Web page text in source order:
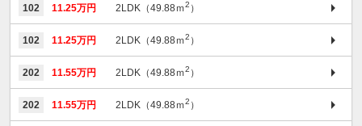
102 11.25万円 2LDK（49.88ｍ2 ）
102 11.25万円 2LDK（49.88ｍ2 ）
202 11.55万円 2LDK（49.88ｍ2 ）
202 11.55万円 2LDK（49.88ｍ2 ）